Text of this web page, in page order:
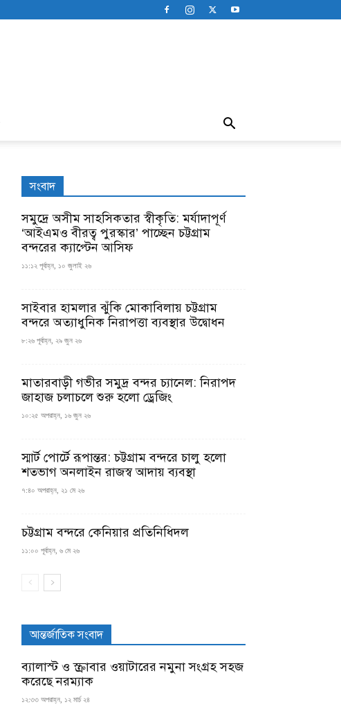
সংবাদ
সমুদ্রে অসীম সাহসিকতার স্বীকৃতি: মর্যাদাপূর্ণ
‘আইএমও বীরত্ব পুরস্কার’ পাচ্ছেন চট্টগ্রাম
বন্দরের ক্যাপ্টেন আসিফ
১১:১২ পূর্বাহ্ন, ১০ জুলাই ২৬
সাইবার হামলার ঝুঁকি মোকাবিলায় চট্টগ্রাম
বন্দরে অত্যাধুনিক নিরাপত্তা ব্যবস্থার উদ্বোধন
৮:২৬ পূর্বাহ্ন, ২৯ জুন ২৬
মাতারবাড়ী গভীর সমুদ্র বন্দর চ্যানেল: নিরাপদ
জাহাজ চলাচলে শুরু হলো ড্রেজিং
১০:২৫ অপরাহ্ন, ১৬ জুন ২৬
স্মার্ট পোর্টে রূপান্তর: চট্টগ্রাম বন্দরে চালু হলো
শতভাগ অনলাইন রাজস্ব আদায় ব্যবস্থা
৭:৪০ অপরাহ্ন, ২১ মে ২৬
চট্টগ্রাম বন্দরে কেনিয়ার প্রতিনিধিদল
১১:০০ পূর্বাহ্ন, ৬ মে ২৬
আন্তর্জাতিক সংবাদ
ব্যালাস্ট ও স্ক্রাবার ওয়াটারের নমুনা সংগ্রহ সহজ
করেছে নরম্যাক
১২:৩৩ অপরাহ্ন, ১২ মার্চ ২৪